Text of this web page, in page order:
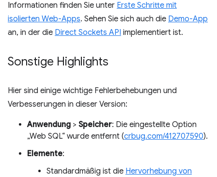
Informationen finden Sie unter Erste Schritte mit
isolierten Web-Apps. Sehen Sie sich auch die Demo-App
an, in der die Direct Sockets API implementiert ist.
Sonstige Highlights
Hier sind einige wichtige Fehlerbehebungen und
Verbesserungen in dieser Version:
Anwendung > Speicher: Die eingestellte Option
„Web SQL“ wurde entfernt (crbug.com/412707590).
Elemente:
Standardmäßig ist die Hervorhebung von